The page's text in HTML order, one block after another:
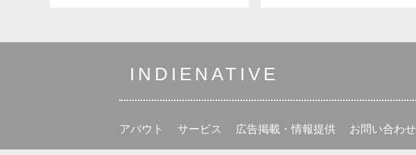
INDIENATIVE
アバウト サービス 広告掲載・情報提供 お問い合わせ